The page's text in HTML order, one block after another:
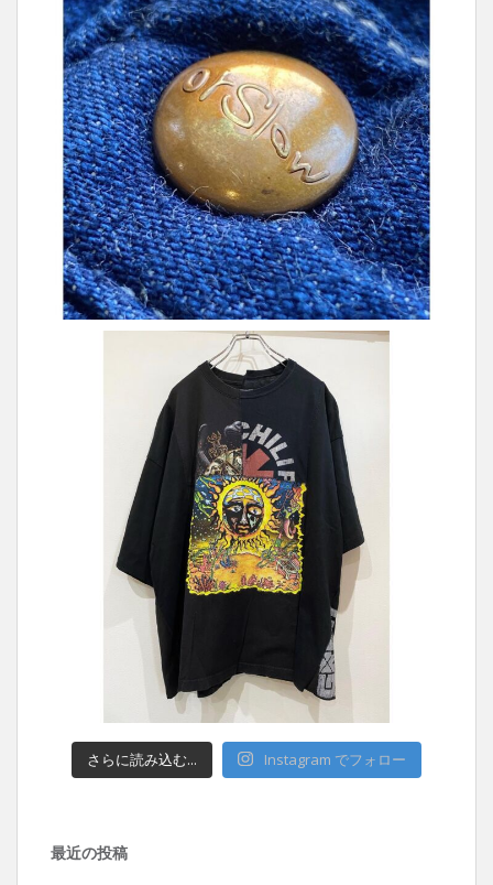
さらに読み込む... Instagram でフォロー
最近の投稿